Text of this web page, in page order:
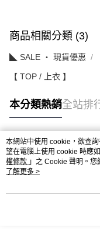
商品相關分類 (3)
◣ SALE ‧ 現貨優惠
【 TOP / 上衣 】
本分類熱銷全站排
熱門標籤
本網站中使用 cookie，欲查
望在電腦上使用 cookie 時應
權條款 」之 Cookie 聲明。
用條款之 Cookie 聲明使用
了解更多 >